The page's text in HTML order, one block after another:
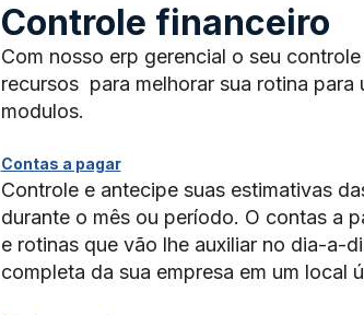
Controle financeiro
Com nosso erp gerencial o seu
recursos para melhorar sua rotina
modulos.
Contas a pagar
Controle e antecipe suas estimativas
durante o mês ou período. O contas a
e rotinas que vão lhe auxiliar no dia-a-
completa da sua empresa em um local